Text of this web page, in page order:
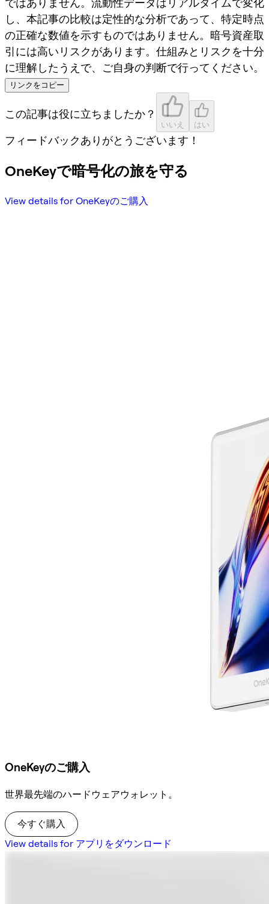
ではありません。流動性データはリアルタイムで変化
し、本記事の比較は定性的な分析であって、特定時点
の正確な数値を示すものではありません。暗号資産取
引には高いリスクがあります。仕組みとリスクを十分
に理解したうえで、ご自身の判断で行ってください。
リンクをコピー
この記事は役に立ちましたか？
いいえ はい
フィードバックありがとうございます！
OneKeyで暗号化の旅を守る
View details for OneKeyのご購入
OneKeyのご購入
世界最先端のハードウェアウォレット。
今すぐ購入
View details for アプリをダウンロード